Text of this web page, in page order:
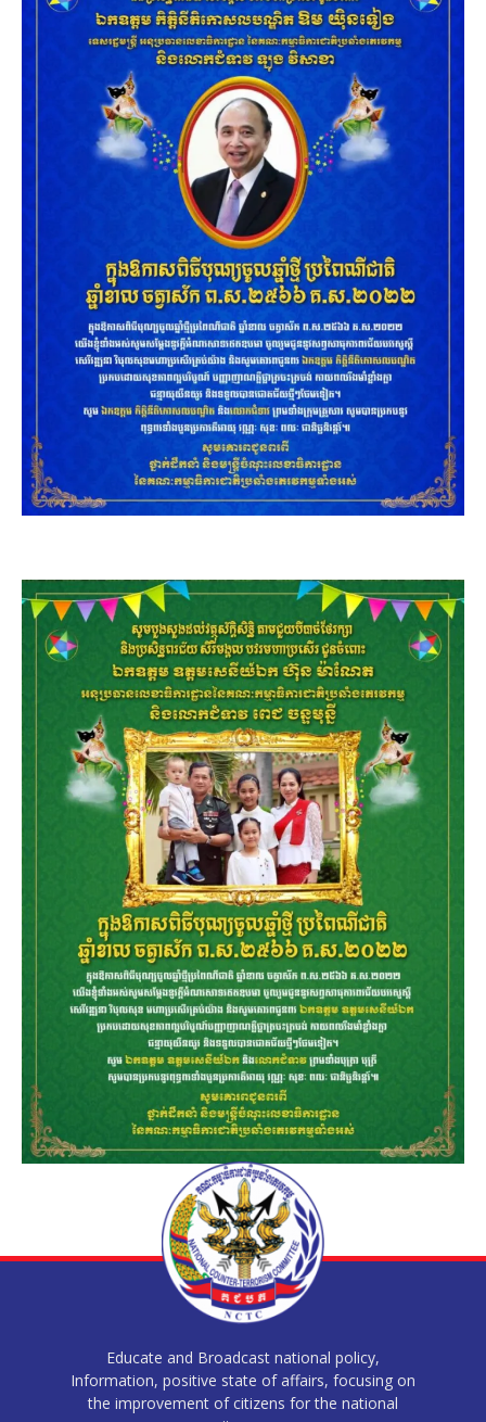
Educate and Broadcast national policy,
Information, positive state of affairs, focusing on
the improvement of citizens for the national